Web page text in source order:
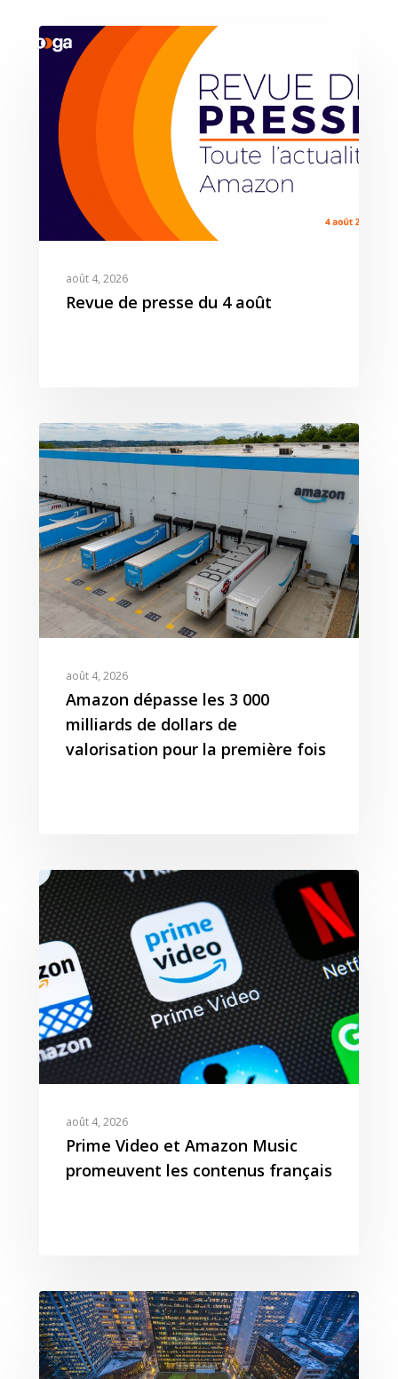
août 4, 2026
Revue de presse du 4 août
août 4, 2026
Amazon dépasse les 3 000
milliards de dollars de
valorisation pour la première fois
août 4, 2026
Prime Video et Amazon Music
promeuvent les contenus français